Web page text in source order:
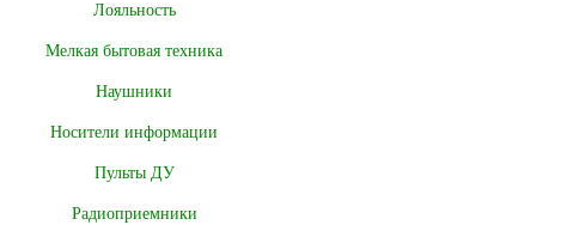
Лояльность
Мелкая бытовая техника
Наушники
Носители информации
Пульты ДУ
Радиоприемники